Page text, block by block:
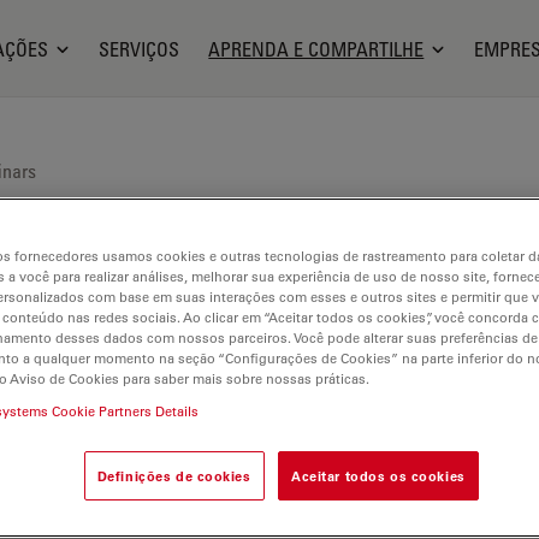
SERVIÇOS APRENDA E COMPARTILHE
o Leica Science Lab, o nosso portal de conhecimento
fornecedores usamos cookies e outras tecnologias de rastreamento para coletar
a você para realizar análises, melhorar sua experiência de uso de nosso site,
com base em suas interações com esses e outros sites e permitir que
nas redes sociais. Ao clicar em “Aceitar todos os cookies”, você concorda
desses dados com nossos parceiros. Você pode alterar suas preferências de
a qualquer momento na seção “Configurações de Cookies” na parte inferior do
Aviso de Cookies para saber mais sobre nossas práticas.
Cookie Partners Details
Definições de cookies Aceitar todos os cookies